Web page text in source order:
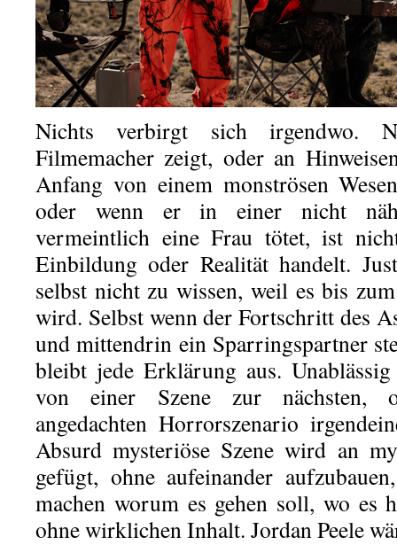
Nichts verbirgt sich irgendwo.
Filmemacher zeigt, oder an
Anfang von einem monströsen
oder wenn er in einer nicht
vermeintlich eine Frau tötet, ist
Einbildung oder Realität handelt.
selbst nicht zu wissen, weil es bis
wird. Selbst wenn der Fortschritt des
und mittendrin ein Sparringspartner
bleibt jede Erklärung aus.
von einer Szene zur nächsten,
angedachten Horrorszenario
Absurd mysteriöse Szene wird an
gefügt, ohne aufeinander
machen worum es gehen soll, wo es
ohne wirklichen Inhalt. Jordan Peele